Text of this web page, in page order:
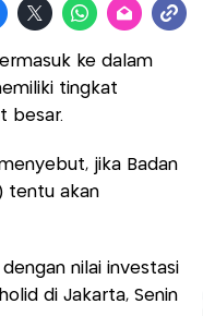
ke dalam
tingkat
besar.
jika Badan
tentu akan
nilai investasi
di Jakarta, Senin